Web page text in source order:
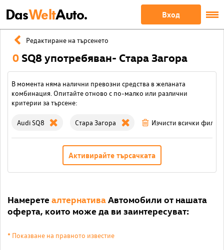
DasWeltAuto. Вход
Редактиране на търсенето
0 SQ8 употребяван- Стара Загора
В момента няма налични превозни средства в желаната
комбинация. Опитайте отново с по-малко или различни
критерии за търсене:
Audi SQ8 Стара Загора Изчисти всички
Активирайте търсачката
Намерете алтернативаАвтомобили от нашата
оферта, които може да ви заинтересуват:
* Показване на правното известие